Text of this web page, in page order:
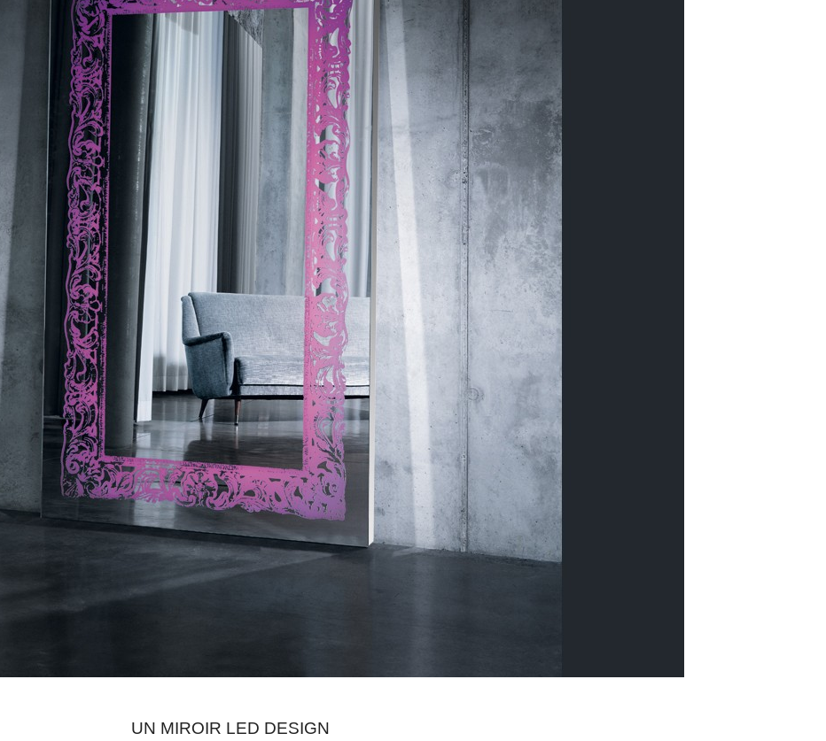
UN MIROIR LED DESIGN